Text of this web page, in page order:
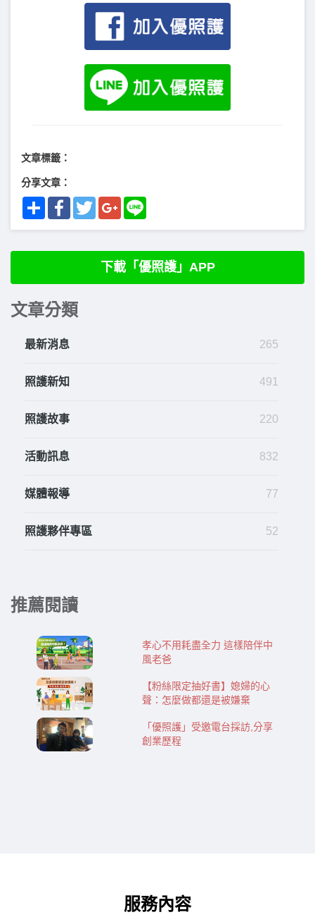
文章標籤：
分享文章：
Share FacebookTwitterGoogle+
下載「優照護」APP
文章分類
最新消息 265
照護新知 491
照護故事 220
活動訊息 832
媒體報導 77
照護夥伴專區 52
推薦閱讀
孝心不用耗盡全力 這樣陪伴中
風老爸
【粉絲限定抽好書】媳婦的心
聲：怎麼做都還是被嫌棄
「優照護」受邀電台採訪,分享
創業歷程
服務內容